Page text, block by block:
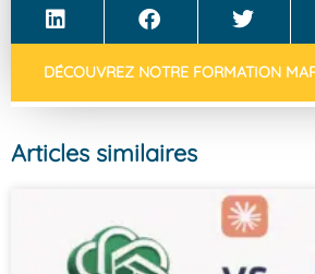
DÉCOUVREZ NOTRE FORMATION
Articles similaires